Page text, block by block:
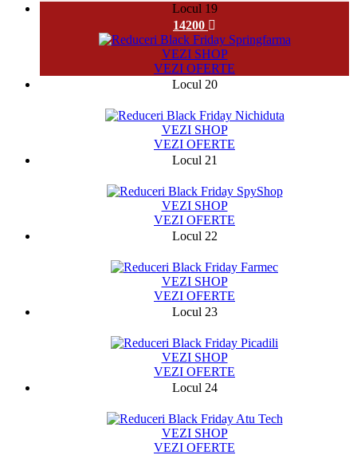
Locul 19
14200
VEZI SHOP
VEZI OFERTE
Locul 20
VEZI SHOP
VEZI OFERTE
Locul 21
VEZI SHOP
VEZI OFERTE
Locul 22
VEZI SHOP
VEZI OFERTE
Locul 23
VEZI SHOP
VEZI OFERTE
Locul 24
VEZI SHOP
VEZI OFERTE